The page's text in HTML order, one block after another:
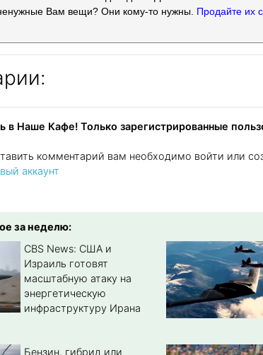
Вам вещи? Они кому-то нужны. Продайте их
в Наше Кафе! Только зарегистрированные
комментарий вам необходимо войти или
аккаунт
за неделю:
CBS News: США и
Израиль готовят
масштабную атаку на
энергетическую
инфраструктуру Ирана
Бензин, гибрид или